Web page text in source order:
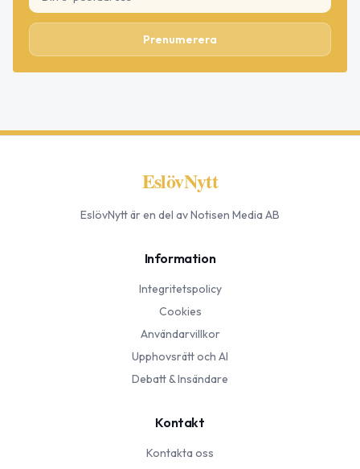
Prenumerera
EslövNytt
EslövNyttär en del av Notisen Media AB
Information
Integritetspolicy
Cookies
Användarvillkor
Upphovsrätt och AI
Debatt & Insändare
Kontakt
Kontakta oss